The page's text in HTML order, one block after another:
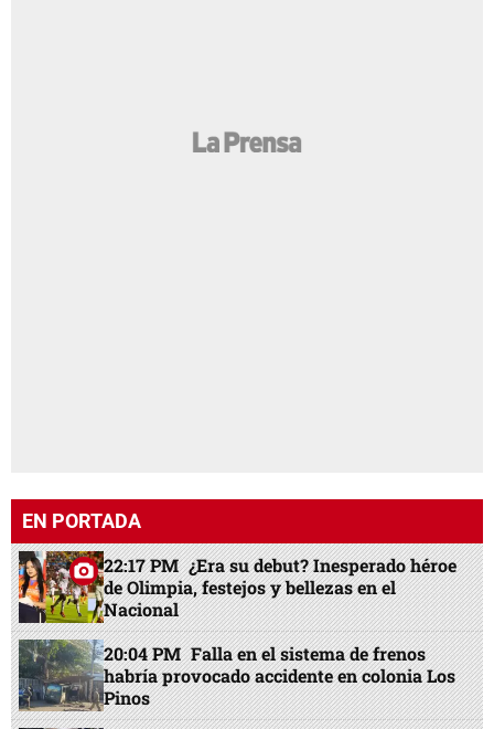
EN PORTADA
22:17 PM ¿Era su debut? Inesperado héroe
de Olimpia, festejos y bellezas en el
Nacional
20:04 PM Falla en el sistema de frenos
habría provocado accidente en colonia Los
Pinos